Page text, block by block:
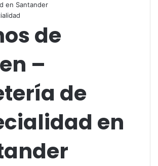
en Santander
de
–
de
en